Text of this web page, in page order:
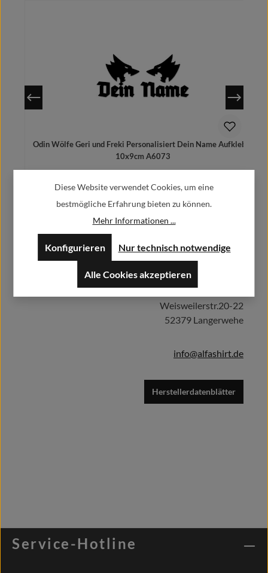
Odin Wölfe Geri und Freki Personalisiert Dein Name Aufkleber
10x9cm A6073
5,90 €
Preise inkl. MwSt. zzgl. Versandkosten
Details
Alfa GmbH / Alfashirt
Weisweilerstr.20-22
52379 Langerwehe
info@alfashirt.de
Herstellerdatenblätter
Service-Hotline
Diese Website verwendet Cookies, um eine
bestmögliche Erfahrung bieten zu können.
Mehr Informationen ...
Nur technisch notwendige
Konfigurieren
Alle Cookies akzeptieren